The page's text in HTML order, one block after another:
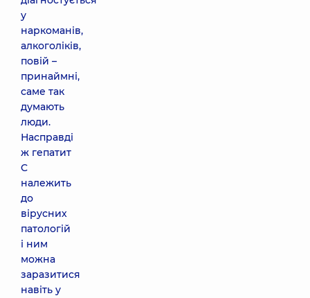
у
наркоманів,
алкоголіків,
повій –
принаймні,
саме так
думають
люди.
Насправді
ж гепатит
C
належить
до
вірусних
патологій
і ним
можна
заразитися
навіть у